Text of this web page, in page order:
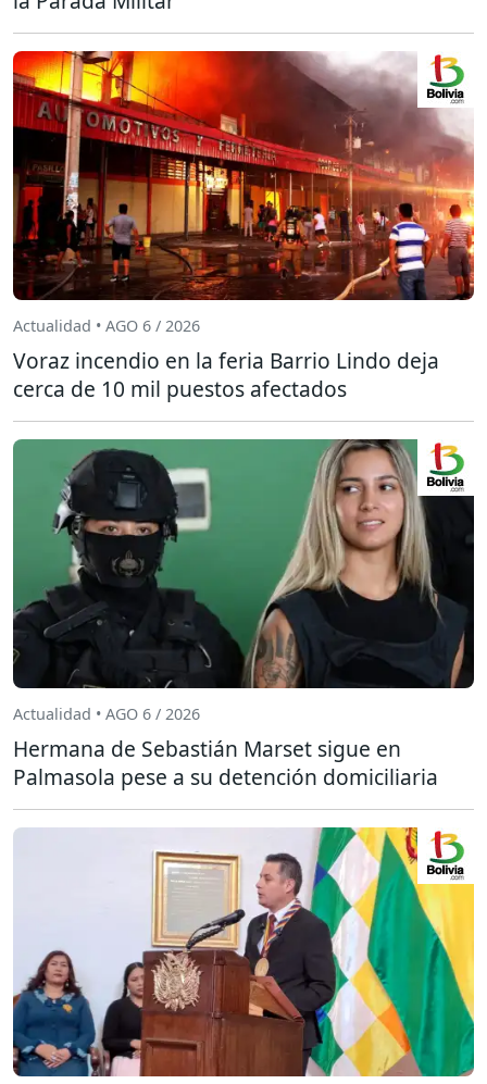
Actualidad • AGO 6 / 2026
Voraz incendio en la feria Barrio Lindo deja
cerca de 10 mil puestos afectados
Actualidad • AGO 6 / 2026
Hermana de Sebastián Marset sigue en
Palmasola pese a su detención domiciliaria